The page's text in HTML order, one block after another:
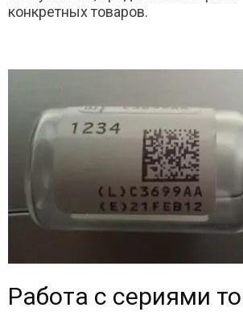
конкретных товаров.
Работа с сериями